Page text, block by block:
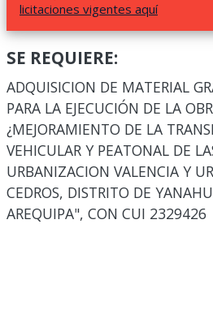
licitaciones vigentes aquí
SE REQUIERE:
ADQUISICION DE MATERIAL
PARA LA EJECUCIÓN DE LA
¿MEJORAMIENTO DE LA
VEHICULAR Y PEATONAL DE
URBANIZACION VALENCIA Y
CEDROS, DISTRITO DE
AREQUIPA", CON CUI 2329426